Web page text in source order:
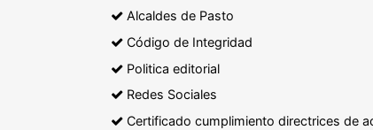
Alcaldes de Pasto
Código de Integridad
Politica editorial
Redes Sociales
Certificado cumplimiento directrices de